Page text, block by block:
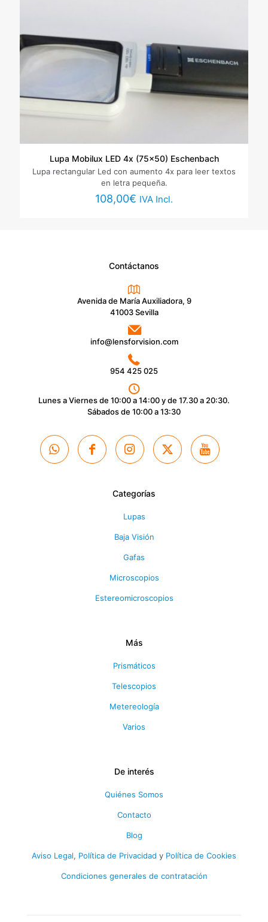
Lupa Mobilux LED 4x (75×50) Eschenbach
Lupa rectangular Led con aumento 4x para leer textos
en letra pequeña.
108,00€ IVA Incl.
Contáctanos
Avenida de María Auxiliadora, 9
41003 Sevilla
info@lensforvision.com
954 425 025
Lunes a Viernes de 10:00 a 14:00 y de 17.30 a 20:30.
Sábados de 10:00 a 13:30
Categorías
Lupas
Baja Visión
Gafas
Microscopios
Estereomicroscopios
Más
Prismáticos
Telescopios
Metereología
Varios
De interés
Quiénes Somos
Contacto
Blog
Aviso Legal, Política de Privacidad y Política de Cookies
Condiciones generales de contratación